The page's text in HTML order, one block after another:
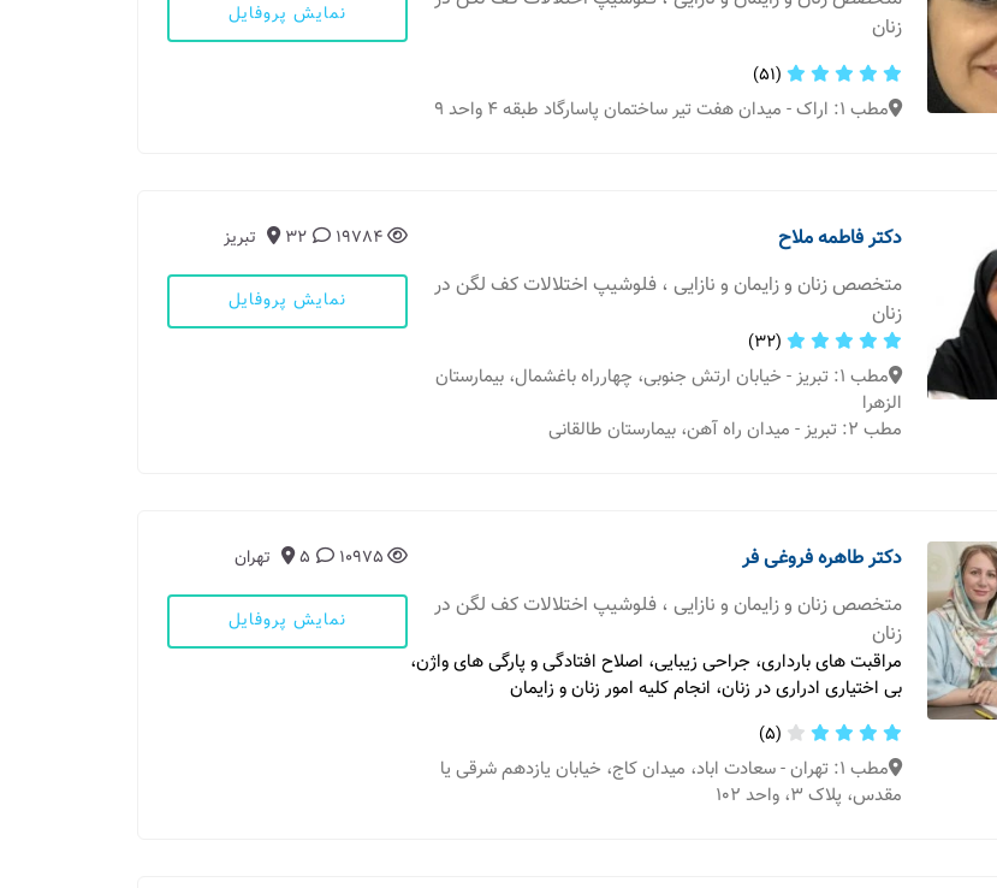
زنان
(51)
مطب 1: اراک - میدان هفت تیر ساختمان پاسارگاد طبقه 4 واحد 9
نمایش پروفایل
دکتر فاطمه ملاح
متخصص زنان و زایمان و نازایی ، فلوشیپ اختلالات کف لگن در
زنان
(32)
مطب 1: تبریز - خیابان ارتش جنوبی، چهارراه باغشمال، بیمارستان
الزهرا
مطب 2: تبریز - میدان راه آهن، بیمارستان طالقانی
19784
32 تبریز
نمایش پروفایل
دکتر طاهره فروغی فر
متخصص زنان و زایمان و نازایی ، فلوشیپ اختلالات کف لگن در
زنان
مراقبت های بارداری، جراحی زیبایی، اصلاح افتادگی و پارگی های واژن،
بی اختیاری ادراری در زنان، انجام کلیه امور زنان و زایمان
(5)
مطب 1: تهران - سعادت اباد، میدان کاج، خیابان یازدهم شرقی یا
مقدس، پلاک 3، واحد 102
10975
5 تهران
نمایش پروفایل